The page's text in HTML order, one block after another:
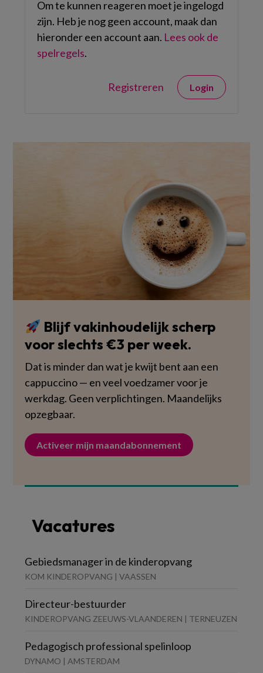
Om te kunnen reageren moet je ingelogd
zijn. Heb je nog geen account, maak dan
hieronder een account aan. Lees ook de
spelregels.
Registreren Login
Blijf vakinhoudelijk scherp
voor slechts €3 per week.
Dat is minder dan wat je kwijt bent aan een
cappuccino — en veel voedzamer voor je
werkdag. Geen verplichtingen. Maandelijks
opzegbaar.
Activeer mijn maandabonnement
Vacatures
Gebiedsmanager in de kinderopvang
KOM KINDEROPVANG | VAASSEN
Directeur-bestuurder
KINDEROPVANG ZEEUWS-VLAANDEREN | TERNEUZEN
Pedagogisch professional spelinloop
DYNAMO | AMSTERDAM